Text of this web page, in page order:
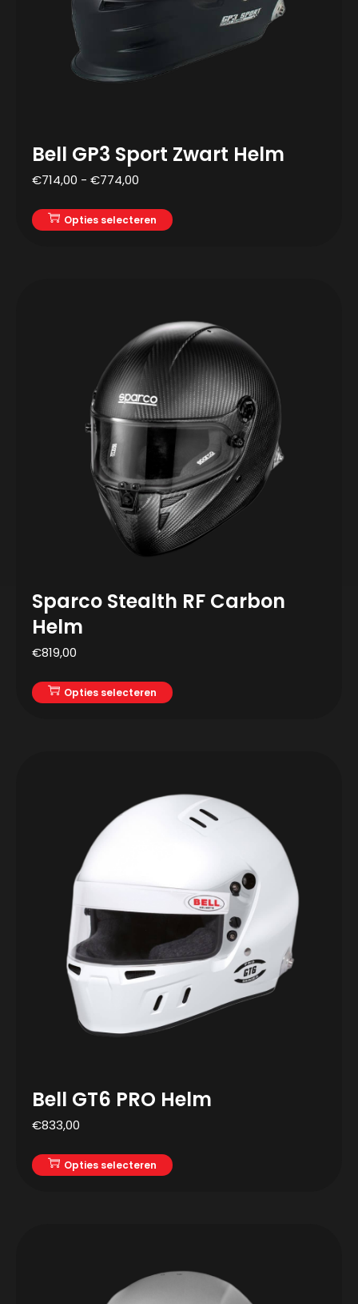
Bell GP3 Sport Zwart Helm
€714,00 - €774,00
Opties selecteren
Sparco Stealth RF Carbon
Helm
€819,00
Opties selecteren
Bell GT6 PRO Helm
€833,00
Opties selecteren